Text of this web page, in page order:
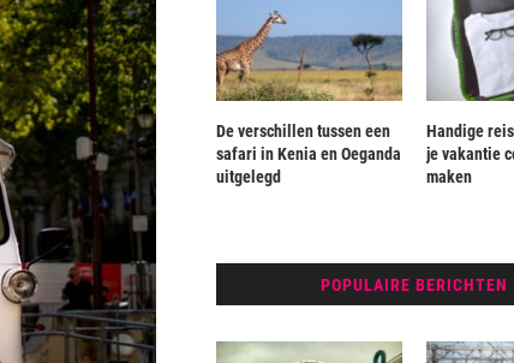
De verschillen tussen een
safari in Kenia en Oeganda
uitgelegd
Handige
je vakantie
maken
POPULAIRE BERICHTEN